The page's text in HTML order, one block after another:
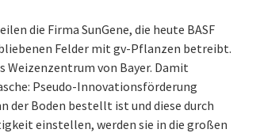
die Firma SunGene, die heute BASF
Felder mit gv-Pflanzen betreibt.
Weizenzentrum von Bayer. Damit
Pseudo-Innovationsförderung
der Boden bestellt ist und diese durch
einstellen, werden sie in die großen